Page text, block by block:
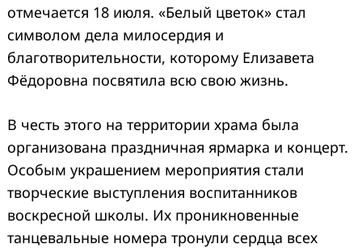
отмечается 18 июля. «Белый цветок» стал
символом дела милосердия и
благотворительности, которому Елизавета
Фёдоровна посвятила всю свою жизнь.
В честь этого на территории храма была
организована праздничная ярмарка и концерт.
Особым украшением мероприятия стали
творческие выступления воспитанников
воскресной школы. Их проникновенные
танцевальные номера тронули сердца всех